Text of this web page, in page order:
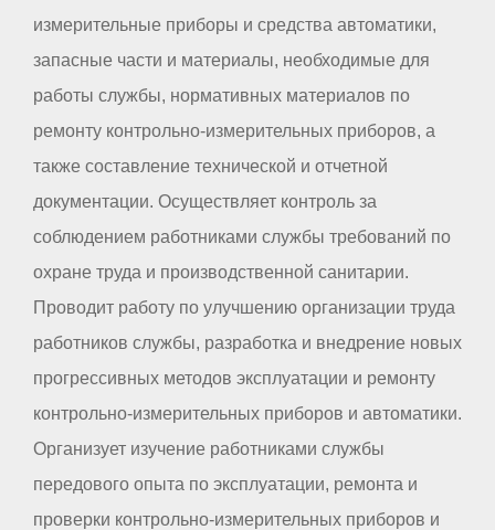
измерительные приборы и средства автоматики,
запасные части и материалы, необходимые для
работы службы, нормативных материалов по
ремонту контрольно-измерительных приборов, а
также составление технической и отчетной
документации. Осуществляет контроль за
соблюдением работниками службы требований по
охране труда и производственной санитарии.
Проводит работу по улучшению организации труда
работников службы, разработка и внедрение новых
прогрессивных методов эксплуатации и ремонту
контрольно-измерительных приборов и автоматики.
Организует изучение работниками службы
передового опыта по эксплуатации, ремонта и
проверки контрольно-измерительных приборов и